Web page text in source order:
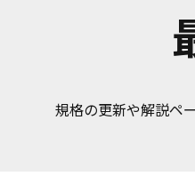
規格の更新や解説ペ